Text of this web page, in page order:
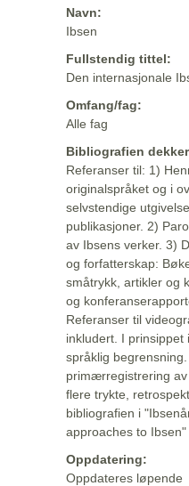
Navn:
Ibsen
Fullstendig tittel:
Den internasjonale
Omfang/fag:
Alle fag
Bibliografien
Referanser til: 1)
originalspråket og i
selvstendige
publikasjoner. 2)
av Ibsens verker. 3)
og forfatterskap:
småtrykk, artikler og
og
Referanser til
inkludert. I prinsippet
språklig
primærregistrering
flere trykte,
bibliografien i
approaches to
Oppdatering:
Oppdateres løpende